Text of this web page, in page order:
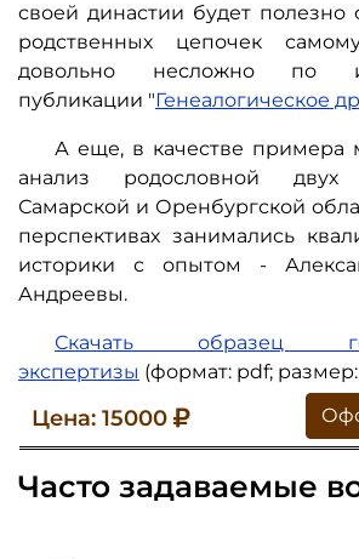
своей династии будет полезно
родственных цепочек
довольно несложно по
публикации "Генеалогическое
А еще, в качестве примера
анализ родословной
Самарской и Оренбургской
перспективах занимались
историки с опытом -
Андреевы.
Скачать образец
экспертизы (формат: pdf; размер:
Цена: 15000
Часто задаваемые